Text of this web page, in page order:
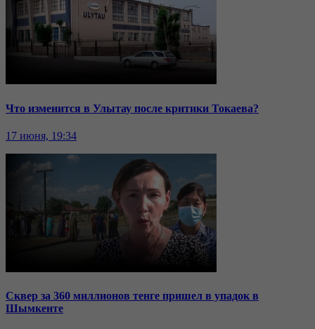
Что изменится в Улытау после критики Токаева?
17 июня, 19:34
Сквер за 360 миллионов тенге пришел в упадок в
Шымкенте